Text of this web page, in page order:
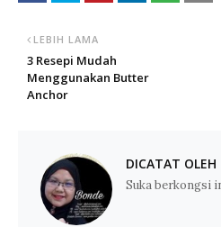
LEBIH LAMA
3 Resepi Mudah
Menggunakan Butter
Anchor
DICATAT OLEH
Suka berkongsi